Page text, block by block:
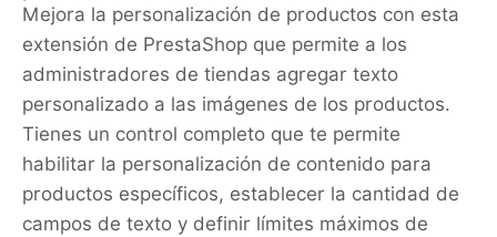
Mejora la personalización de productos con esta
extensión de PrestaShop que permite a los
administradores de tiendas agregar texto
personalizado a las imágenes de los productos.
Tienes un control completo que te permite
habilitar la personalización de contenido para
productos específicos, establecer la cantidad de
campos de texto y definir límites máximos de